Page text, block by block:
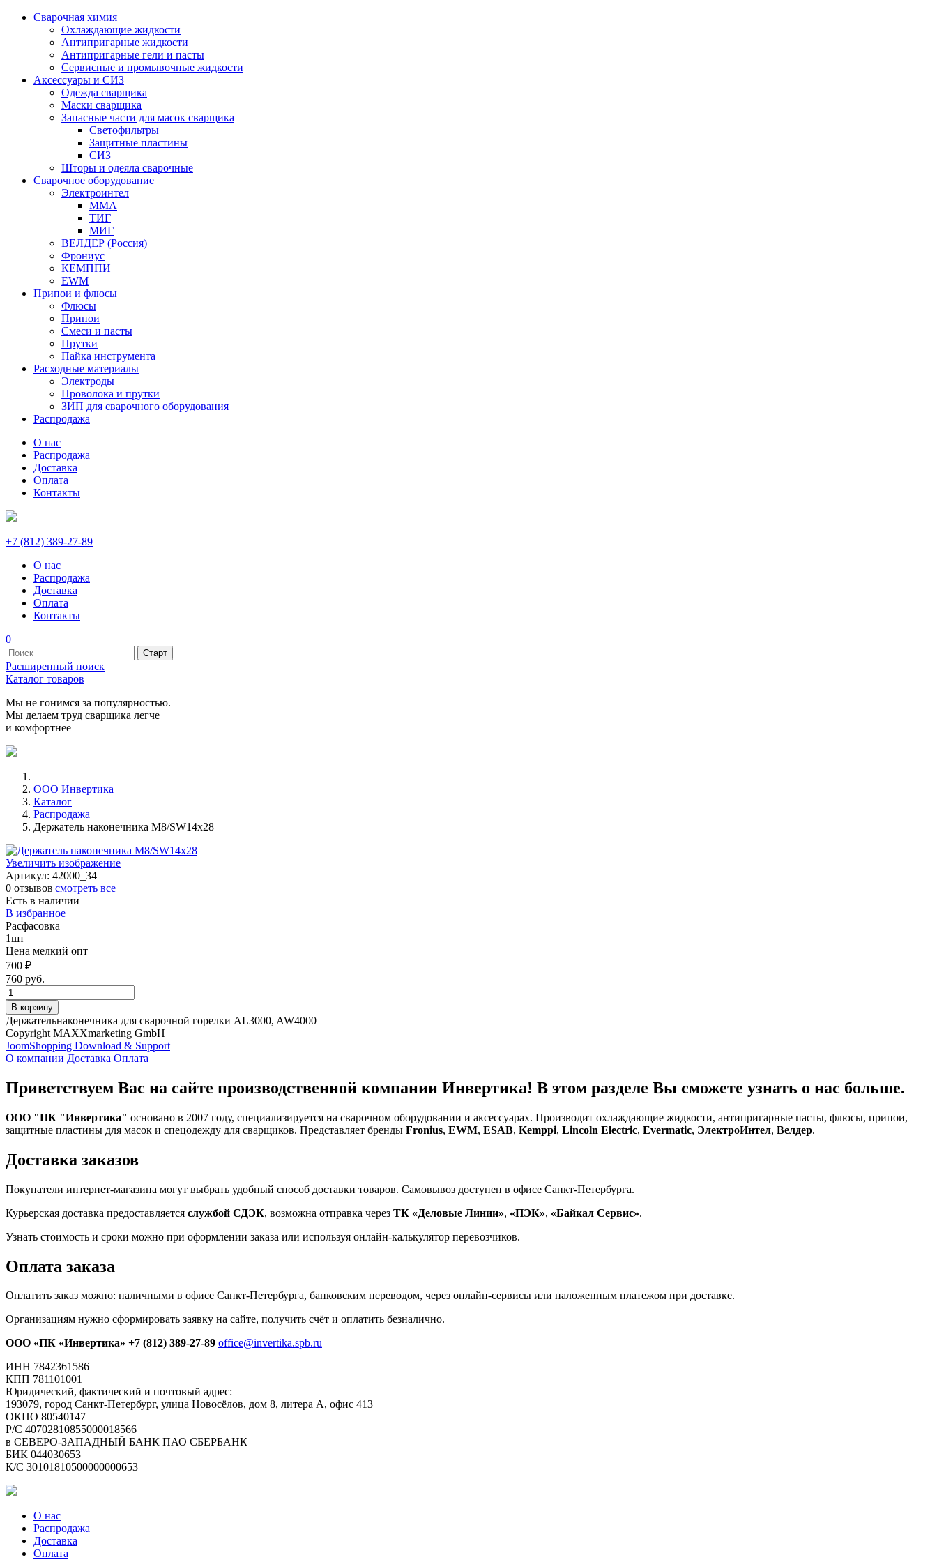
Сварочная химия
Охлаждающие жидкости
Антипригарные жидкости
Антипригарные гели и пасты
Сервисные и промывочные жидкости
Аксессуары и СИЗ
Одежда сварщика
Маски сварщика
Запасные части для масок сварщика
Светофильтры
Защитные пластины
СИЗ
Шторы и одеяла сварочные
Сварочное оборудование
Электроинтел
ММА
ТИГ
МИГ
ВЕЛДЕР (Россия)
Фрониус
КЕМППИ
EWM
Припои и флюсы
Флюсы
Припои
Смеси и пасты
Прутки
Пайка инструмента
Расходные материалы
Электроды
Проволока и прутки
ЗИП для сварочного оборудования
Распродажа
О нас
Распродажа
Доставка
Оплата
Контакты
+7 (812) 389-27-89
О нас
Распродажа
Доставка
Оплата
Контакты
0
Расширенный поиск
Каталог товаров
Мы не гонимся за популярностью.
Мы делаем труд сварщика легче
и комфортнее
ООО Инвертика
Каталог
Распродажа
Держатель наконечника М8/SW14x28
Увеличить изображение
Артикул: 42000_34
0 отзывов|смотреть все
Есть в наличии
В избранное
Расфасовка
1шт
Цена мелкий опт
700 ₽
760 руб.
Держательнаконечника для сварочной горелки AL3000, AW4000
Copyright MAXXmarketing GmbH
JoomShopping Download & Support
О компании Доставка Оплата
Приветствуем Вас на сайте производственной компании Инвертика! В этом разделе Вы сможете узнать о нас больше.
ООО "ПК "Инвертика" основано в 2007 году, специализируется на сварочном оборудовании и аксессуарах. Производит охлаждающие жидкости, антипригарные пасты, флюсы, припои,
защитные пластины для масок и спецодежду для сварщиков. Представляет бренды Fronius, EWM, ESAB, Kemppi, Lincoln Electric, Evermatic, ЭлектроИнтел, Велдер.
Доставка заказов
Покупатели интернет-магазина могут выбрать удобный способ доставки товаров. Самовывоз доступен в офисе Санкт-Петербурга.
Курьерская доставка предоставляется службой СДЭК, возможна отправка через ТК «Деловые Линии», «ПЭК», «Байкал Сервис».
Узнать стоимость и сроки можно при оформлении заказа или используя онлайн-калькулятор перевозчиков.
Оплата заказа
Оплатить заказ можно: наличными в офисе Санкт-Петербурга, банковским переводом, через онлайн-сервисы или наложенным платежом при доставке.
Организациям нужно сформировать заявку на сайте, получить счёт и оплатить безналично.
ООО «ПК «Инвертика» +7 (812) 389-27-89 office@invertika.spb.ru
ИНН 7842361586
КПП 781101001
Юридический, фактический и почтовый адрес:
193079, город Санкт-Петербург, улица Новосёлов, дом 8, литера А, офис 413
ОКПО 80540147
Р/С 40702810855000018566
в СЕВЕРО-ЗАПАДНЫЙ БАНК ПАО СБЕРБАНК
БИК 044030653
К/С 30101810500000000653
О нас
Распродажа
Доставка
Оплата